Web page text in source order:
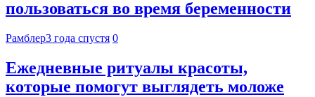
пользоваться во время беременности
Рамблер3 года спустя 0
Ежедневные ритуалы красоты,
которые помогут выглядеть моложе